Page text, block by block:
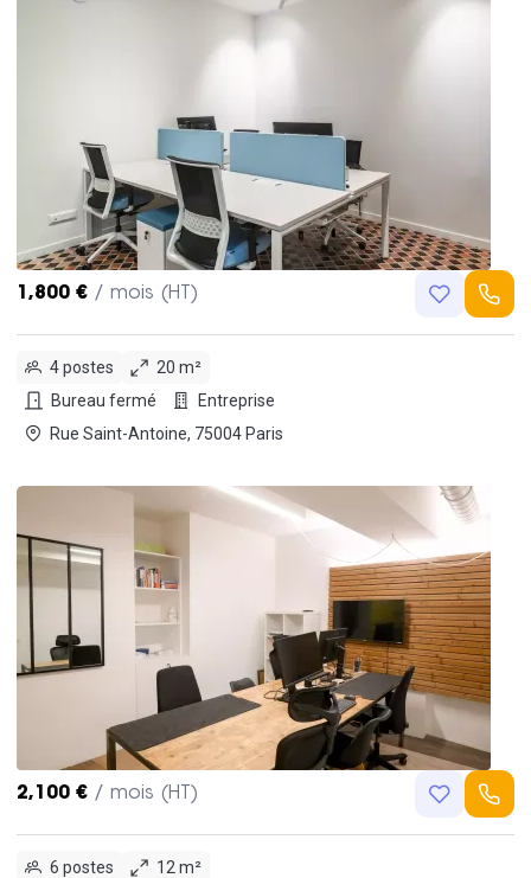
1,800 € / mois (HT)
4 postes
20 m²
Bureau fermé
Entreprise
Rue Saint-Antoine, 75004 Paris
2,100 € / mois (HT)
6 postes
12 m²